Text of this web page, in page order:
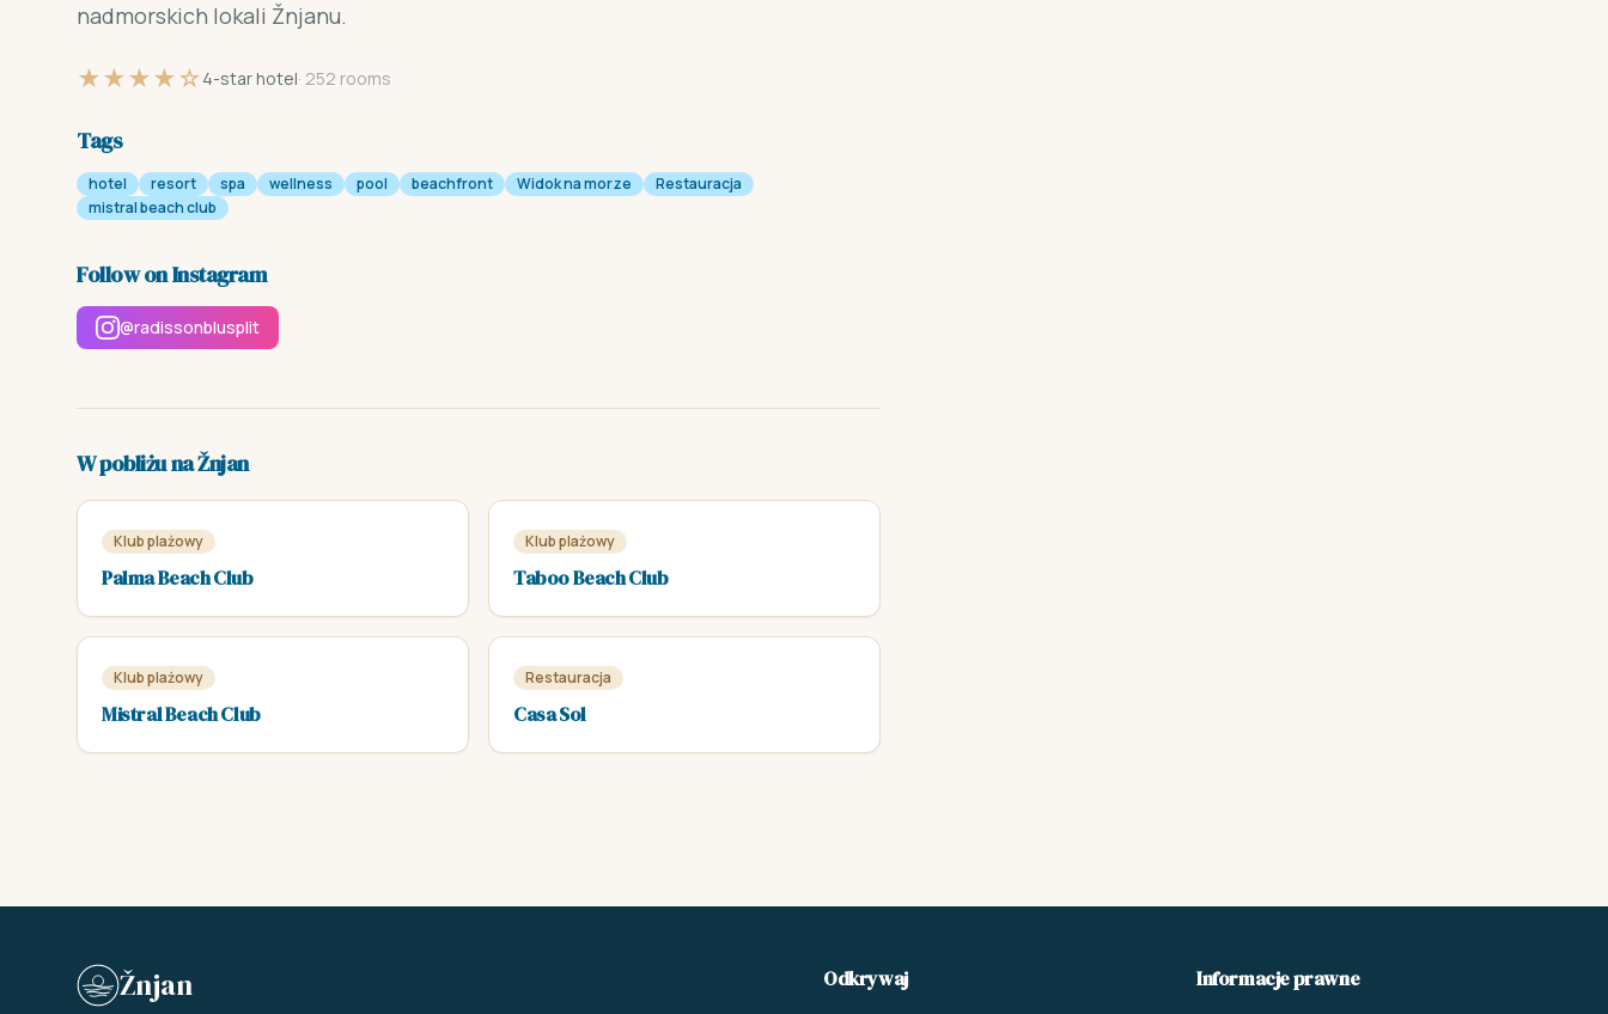
nadmorskich lokali Žnjanu.
★★★★☆4-star hotel· 252 rooms
Tags
hotel resort spa wellness pool beachfront Widok na morze
Restauracja
mistral beach club
Follow on Instagram
@radissonblusplit
W pobliżu na Žnjan
Klub plażowy
Palma Beach Club
Klub plażowy
Taboo Beach Club
Klub plażowy
Mistral Beach Club
Restauracja
Casa Sol
Žnjan Odkrywaj Informacje prawne